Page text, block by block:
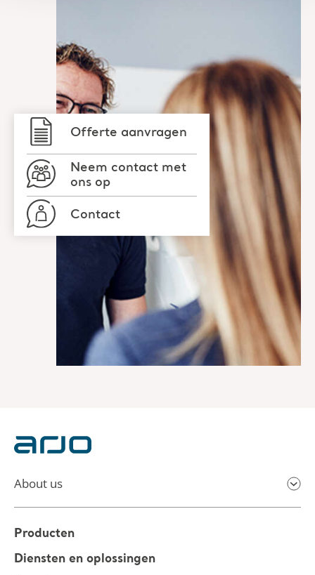
Offerte aanvragen
Neem contact met
ons op
Contact
About us
Producten
Diensten en oplossingen